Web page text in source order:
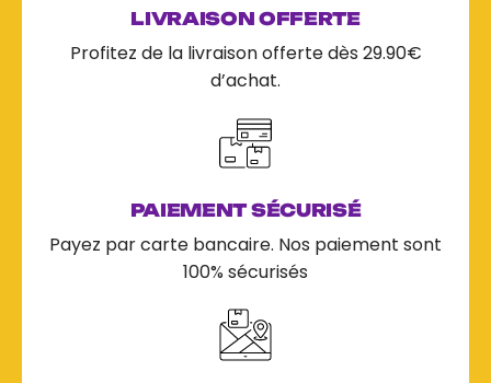
LIVRAISON OFFERTE
Profitez de la livraison offerte dès 29.90€
d’achat.
PAIEMENT SÉCURISÉ
Payez par carte bancaire. Nos paiement sont
100% sécurisés